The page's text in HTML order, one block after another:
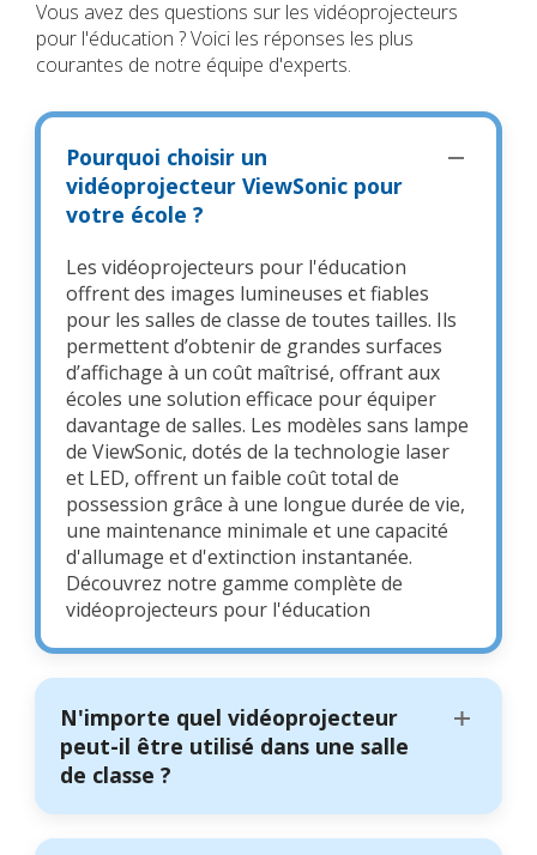
Vous avez des questions sur les vidéoprojecteurs
pour l'éducation ? Voici les réponses les plus
courantes de notre équipe d'experts.
Pourquoi choisir un
vidéoprojecteur ViewSonic pour
votre école ?
Les vidéoprojecteurs pour l'éducation
offrent des images lumineuses et fiables
pour les salles de classe de toutes tailles. Ils
permettent d’obtenir de grandes surfaces
d’affichage à un coût maîtrisé, offrant aux
écoles une solution efficace pour équiper
davantage de salles. Les modèles sans lampe
de ViewSonic, dotés de la technologie laser
et LED, offrent un faible coût total de
possession grâce à une longue durée de vie,
une maintenance minimale et une capacité
d'allumage et d'extinction instantanée.
Découvrez notre gamme complète de
vidéoprojecteurs pour l'éducation
N'importe quel vidéoprojecteur
peut-il être utilisé dans une salle
de classe ?